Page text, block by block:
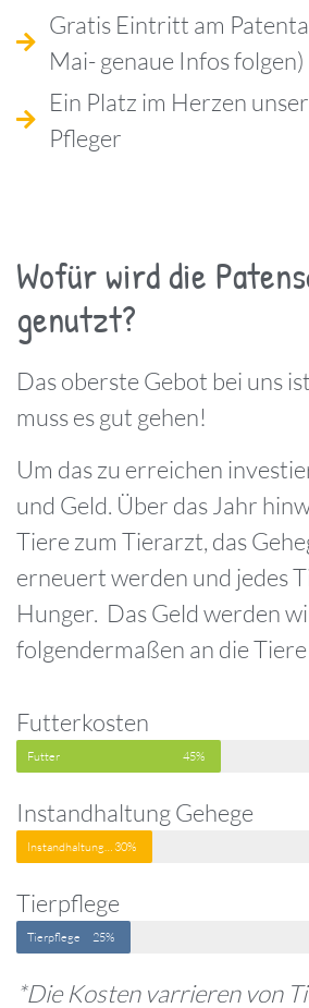
Gratis Eintritt am
Mai- genaue Infos folgen)
Ein Platz im Herzen
Pfleger
Wofür wird die
genutzt?
Das oberste Gebot bei uns
muss es gut gehen!
Um das zu erreichen
und Geld. Über das Jahr
Tiere zum Tierarzt, das
erneuert werden und jedes
Hunger. Das Geld werden
folgendermaßen an die
Futterkosten
Futter 45%
Instandhaltung Gehege
Instandhaltung Gehege30%
Tierpflege
Tierpflege 25%
*Die Kosten varrieren von